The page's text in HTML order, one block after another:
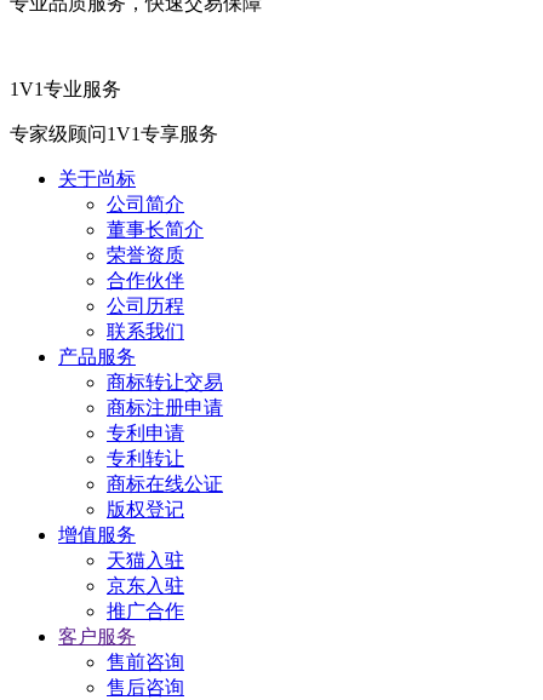
1V1专业服务
专家级顾问1V1专享服务
关于尚标
公司简介
董事长简介
荣誉资质
合作伙伴
公司历程
联系我们
产品服务
商标转让交易
商标注册申请
专利申请
专利转让
商标在线公证
版权登记
增值服务
天猫入驻
京东入驻
推广合作
客户服务
售前咨询
售后咨询